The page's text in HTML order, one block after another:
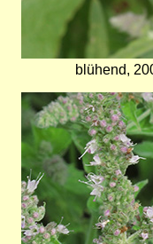
blühend,
Bild